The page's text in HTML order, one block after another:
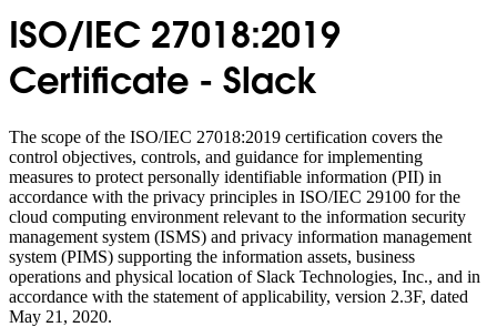
ISO/IEC 27018:2019
Certificate - Slack
The scope of the ISO/IEC 27018:2019 certification covers the
control objectives, controls, and guidance for implementing
measures to protect personally identifiable information (PII) in
accordance with the privacy principles in ISO/IEC 29100 for the
cloud computing environment relevant to the information security
management system (ISMS) and privacy information management
system (PIMS) supporting the information assets, business
operations and physical location of Slack Technologies, Inc., and in
accordance with the statement of applicability, version 2.3F, dated
May 21, 2020.